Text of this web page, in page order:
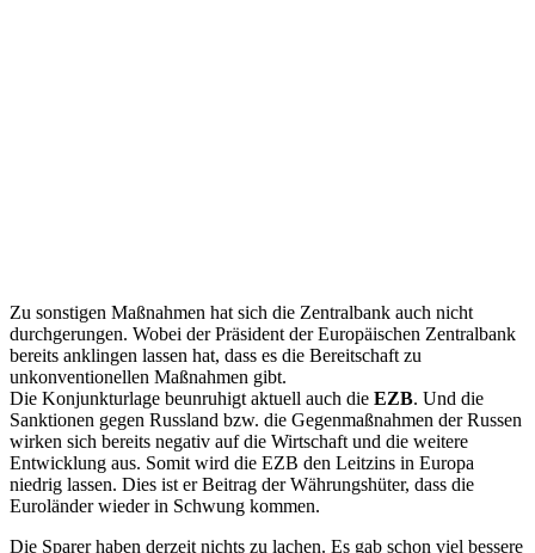
Zu sonstigen Maßnahmen hat sich die Zentralbank auch nicht
durchgerungen. Wobei der Präsident der Europäischen Zentralbank
bereits anklingen lassen hat, dass es die Bereitschaft zu
unkonventionellen Maßnahmen gibt.
Die Konjunkturlage beunruhigt aktuell auch die EZB. Und die
Sanktionen gegen Russland bzw. die Gegenmaßnahmen der Russen
wirken sich bereits negativ auf die Wirtschaft und die weitere
Entwicklung aus. Somit wird die EZB den Leitzins in Europa
niedrig lassen. Dies ist er Beitrag der Währungshüter, dass die
Euroländer wieder in Schwung kommen.
Die Sparer haben derzeit nichts zu lachen. Es gab schon viel bessere